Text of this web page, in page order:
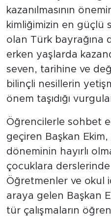
kazanılmasının
kimliğimizin en güçlü
olan Türk bayrağına
erken yaşlarda
seven, tarihine ve
bilinçli nesillerin
önem taşıdığı
Öğrencilerle sohbet
geçiren Başkan
döneminin hayırlı
çocuklara derslerinde
Öğretmenler ve okul
araya gelen Başkan
tür çalışmaların